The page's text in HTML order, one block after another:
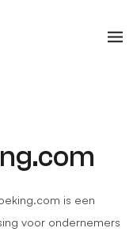
is een
voor ondernemers